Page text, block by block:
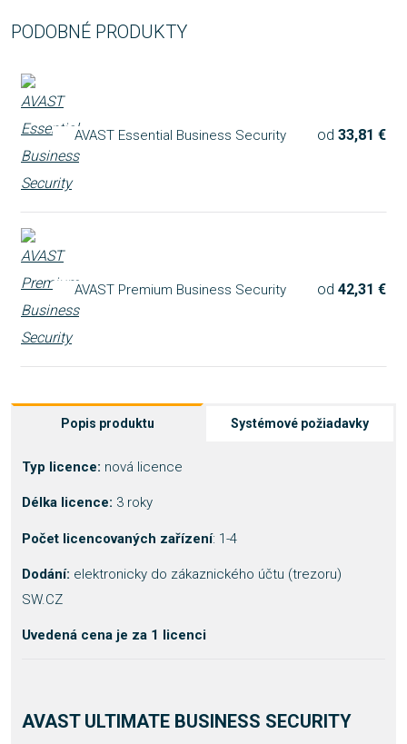
PODOBNÉ PRODUKTY
AVAST Essential Business Security od 33,81 €
AVAST Premium Business Security od 42,31 €
Popis produktu Systémové požiadavky
Typ licence: nová licence
Délka licence: 3 roky
Počet licencovaných zařízení: 1-4
Dodání: elektronicky do zákaznického účtu (trezoru)
SW.CZ
Uvedená cena je za 1 licenci
AVAST ULTIMATE BUSINESS SECURITY